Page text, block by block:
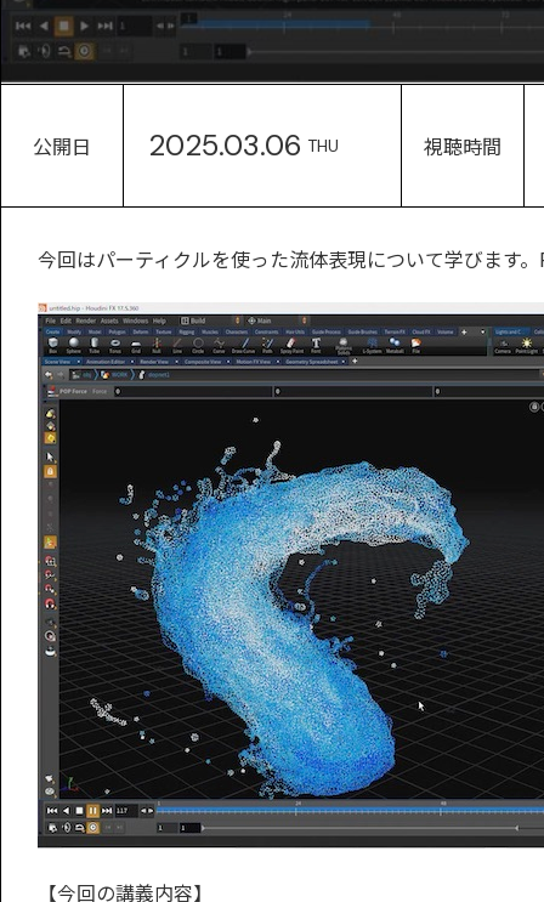
公開日 2025.03.06 THU 視聴時間
今回はパーティクルを使った流体表現について学びます
【今回の講義内容】